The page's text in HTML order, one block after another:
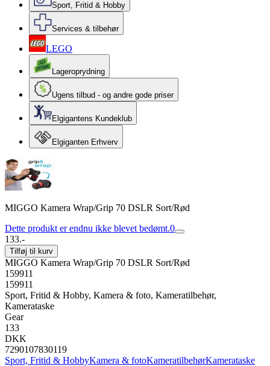
Sport, Fritid & Hobby
Services & tilbehør
LEGO
Lageroprydning
Ugens tilbud - og andre gode priser
Elgigantens Kundeklub
Elgiganten Erhverv
MIGGO Kamera Wrap/Grip 70 DSLR Sort/Rød
Dette produkt er endnu ikke blevet bedømt.0
133.-
Tilføj til kurv
MIGGO Kamera Wrap/Grip 70 DSLR Sort/Rød
159911
159911
Sport, Fritid & Hobby, Kamera & foto, Kameratilbehør,
Kamerataske
Gear
133
DKK
7290107830119
Sport, Fritid & HobbyKamera & fotoKameratilbehørKamerataske